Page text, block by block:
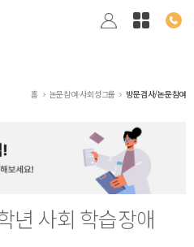
홈 논문참여·사회성그룹 방문검사/논문참여
년 사회 학습장애